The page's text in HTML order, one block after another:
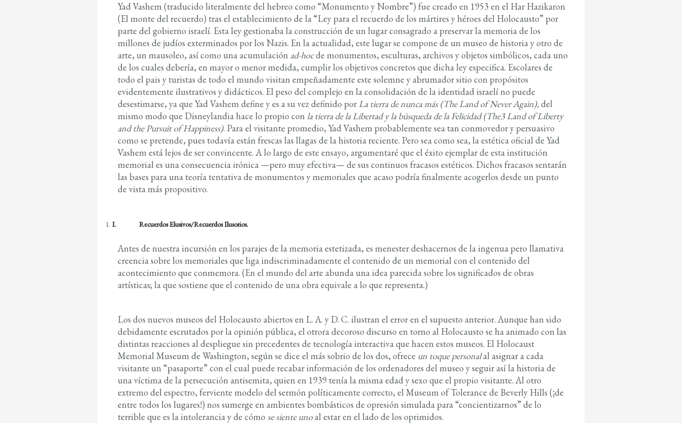
Yad Vashem (traducido literalmente del hebreo como “Monumento y Nombre”) fue creado en 1953 en el Har Hazikaron
(El monte del recuerdo) tras el establecimiento de la “Ley para el recuerdo de los mártires y héroes del Holocausto” por
parte del gobierno israelí. Esta ley gestionaba la construcción de un lugar consagrado a preservar la memoria de los
millones de judíos exterminados por los Nazis. En la actualidad, este lugar se compone de un museo de historia y otro de
arte, un mausoleo, así como una acumulación ad-hocde monumentos, esculturas, archivos y objetos simbólicos, cada uno
de los cuales debería, en mayor o menor medida, cumplir los objetivos concretos que dicha ley especifica. Escolares de
todo el pais y turistas de todo el mundo visitan empeñadamente este solemne y abrumador sitio con propósitos
evidentemente ilustrativos y didácticos. El peso del complejo en la consolidación de la identidad israelí no puede
desestimarse, ya que Yad Vashem define y es a su vez definido porLa tierra de nunca más (The Land of Never Again),del
mismo modo que Disneylandia hace lo propio con la tierra de la Libertad y la búsqueda de la Felicidad (The3 Land of Liberty
and the Pursuit of Happiness). Para el visitante promedio, Yad Vashem probablemente sea tan conmovedor y persuasivo
como se pretende, pues todavía están frescas las llagas de la historia reciente. Pero sea como sea, la estética oficial de Yad
Vashem está lejos de ser convincente. A lo largo de este ensayo, argumentaré que el éxito ejemplar de esta institución
memorial es una consecuencia irónica —pero muy efectiva— de sus continuos fracasos estéticos. Dichos fracasos sentarán
las bases para una teoría tentativa de monumentos y memoriales que acaso podría finalmente acogerlos desde un punto
de vista más propositivo.
I. Recuerdos Elusivos/Recuerdos Ilusorios.
Antes de nuestra incursión en los parajes de la memoria estetizada, es menester deshacernos de la ingenua pero llamativa
creencia sobre los memoriales que liga indiscriminadamente el contenido de un memorial con el contenido del
acontecimiento que conmemora. (En el mundo del arte abunda una idea parecida sobre los significados de obras
artísticas; la que sostiene que el contenido de una obra equivale a lo que representa.)
Los dos nuevos museos del Holocausto abiertos en L. A. y D. C. ilustran el error en el supuesto anterior. Aunque han sido
debidamente escrutados por la opinión pública, el otrora decoroso discurso en torno al Holocausto se ha animado con las
distintas reacciones al despliegue sin precedentes de tecnología interactiva que hacen estos museos. El Holocaust
Memorial Museum de Washington, según se dice el más sobrio de los dos, ofrece un toque personalal asignar a cada
visitante un “pasaporte” con el cual puede recabar información de los ordenadores del museo y seguir así la historia de
una víctima de la persecución antisemita, quien en 1939 tenía la misma edad y sexo que el propio visitante. Al otro
extremo del espectro, ferviente modelo del sermón políticamente correcto, el Museum of Tolerance de Beverly Hills (¡de
entre todos los lugares!) nos sumerge en ambientes bombásticos de opresión simulada para “concientizarnos” de lo
terrible que es la intolerancia y de cómo se siente unoal estar en el lado de los oprimidos.